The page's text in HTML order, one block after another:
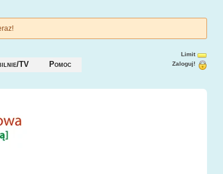
TV Pomoc
Limit
Zaloguj!